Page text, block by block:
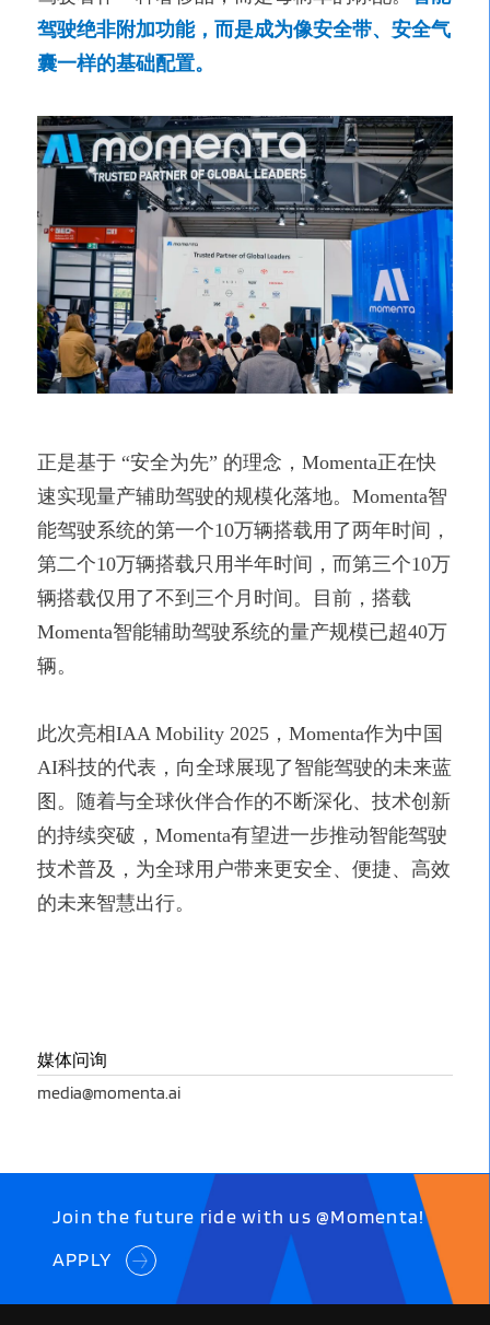
驾驶绝非附加功能，而是成为像安全带、安全气
囊一样的基础配置。
正是基于 “安全为先” 的理念，Momenta正在快
速实现量产辅助驾驶的规模化落地。Momenta智
能驾驶系统的第一个10万辆搭载用了两年时间，
第二个10万辆搭载只用半年时间，而第三个10万
辆搭载仅用了不到三个月时间。目前，搭载
Momenta智能辅助驾驶系统的量产规模已超40万
辆。
此次亮相IAA Mobility 2025，Momenta作为中国
AI科技的代表，向全球展现了智能驾驶的未来蓝
图。随着与全球伙伴合作的不断深化、技术创新
的持续突破，Momenta有望进一步推动智能驾驶
技术普及，为全球用户带来更安全、便捷、高效
的未来智慧出行。
媒体问询
media@momenta.ai
Join the future ride with us @Momenta!
APPLY